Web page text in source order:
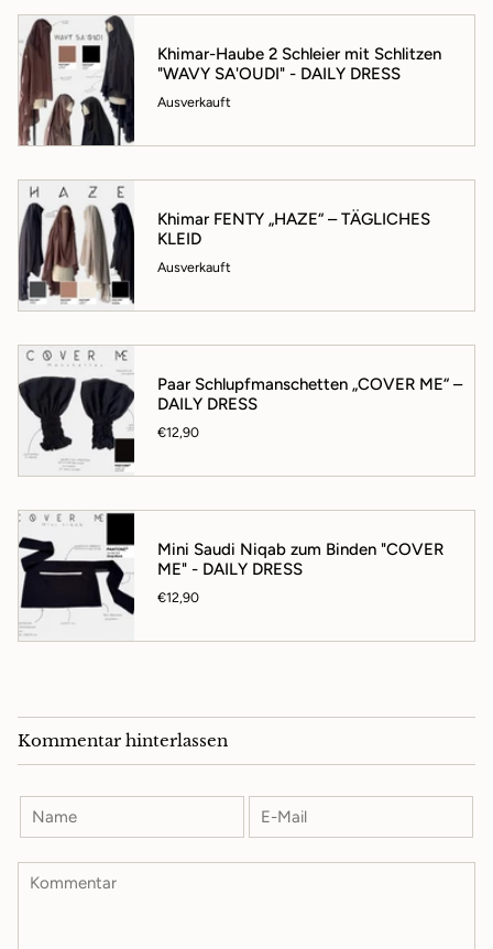
Khimar-Haube 2 Schleier mit Schlitzen
"WAVY SA'OUDI" - DAILY DRESS
Ausverkauft
Khimar FENTY „HAZE“ – TÄGLICHES
KLEID
Ausverkauft
Paar Schlupfmanschetten „COVER ME“ –
DAILY DRESS
€12,90
Mini Saudi Niqab zum Binden "COVER
ME" - DAILY DRESS
€12,90
Kommentar hinterlassen